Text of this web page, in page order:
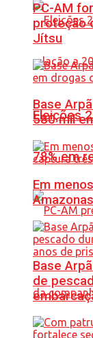
Eleições
78% em
PC-AM
proteção
Jítsu
Base
580 mil
Em
Base
de